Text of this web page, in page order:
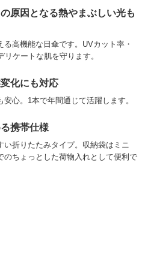
原因となる熱やまぶしい光も
高機能な日傘です。UVカット率・
ケートな肌を守ります。
化にも対応
心。1本で年間通じて活躍します。
携帯仕様
折りたたみタイプ。収納袋はミニ
のちょっとした荷物入れとして便利で